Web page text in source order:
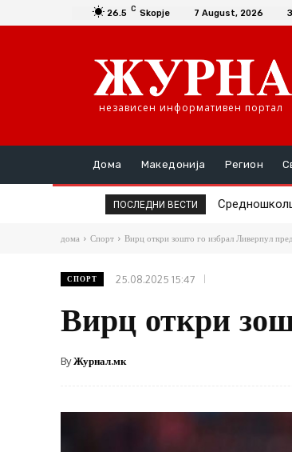
26.5 C Skopje 7 August, 2026
независен информативен портал
Дома Македонија Регион
ПОСЛЕДНИ ВЕСТИ Единаесет
дома Спорт Вирц откри зошто го избрал Ливерпул
СПОРТ 25.08.2025 15:47
Вирц откри
ByЖурнал.мк